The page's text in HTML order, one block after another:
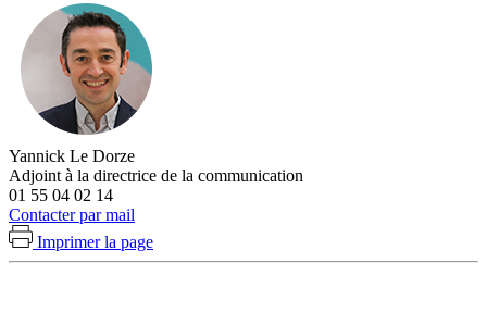
Yannick Le Dorze
Adjoint à la directrice de la communication
01 55 04 02 14
Contacter par mail
Imprimer la page